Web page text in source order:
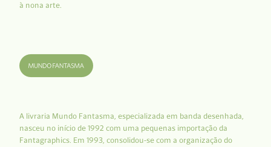
à nona arte.
A livraria Mundo Fantasma, especializada em banda desenhada,
nasceu no início de 1992 com uma pequenas importação da
Fantagraphics. Em 1993, consolidou-se com a organização do